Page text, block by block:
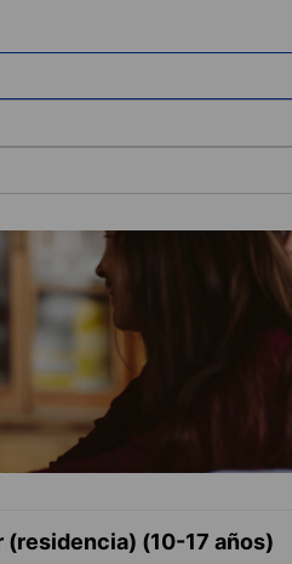
(residencia) (10-17 años)